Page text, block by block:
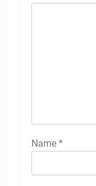
Name *